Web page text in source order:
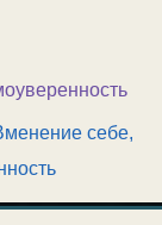
себе,